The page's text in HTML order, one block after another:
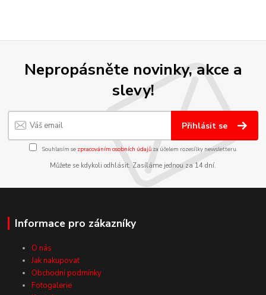
Nepropásněte novinky, akce a
slevy!
Přihlásit se
Souhlasím se zpracováním osobních údajůza účelem rozesílky newsletteru.
Můžete se kdykoli odhlásit. Zasíláme jednou za 14 dní.
Informace pro zákazníky
O nás
Jak nakupovat
Obchodní podmínky
Fotogalerie